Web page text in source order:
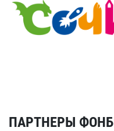
ПАРТНЕРЫ